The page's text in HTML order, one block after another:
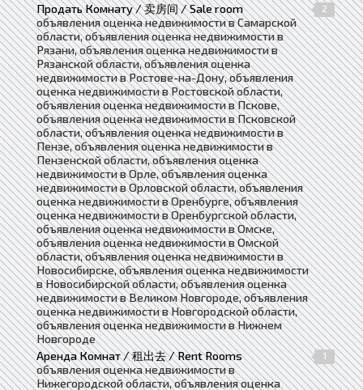
Продать Комнату / 卖房间 / Sale room
2
объявления оценка недвижимости в Самарской
области, объявления оценка недвижимости в
Рязани, объявления оценка недвижимости в
Рязанской области, объявления оценка
недвижимости в Ростове-на-Дону, объявления
оценка недвижимости в Ростовской области,
объявления оценка недвижимости в Пскове,
объявления оценка недвижимости в Псковской
области, объявления оценка недвижимости в
Пензе, объявления оценка недвижимости в
Пензенской области, объявления оценка
недвижимости в Орле, объявления оценка
недвижимости в Орловской области, объявления
оценка недвижимости в Оренбурге, объявления
оценка недвижимости в Оренбургской области,
объявления оценка недвижимости в Омске,
объявления оценка недвижимости в Омской
области, объявления оценка недвижимости в
Новосибирске, объявления оценка недвижимости
в Новосибирской области, объявления оценка
недвижимости в Великом Новгороде, объявления
оценка недвижимости в Новгородской области,
объявления оценка недвижимости в Нижнем
Новгороде
Аренда Комнат / 租出去 / Rent Rooms
1
объявления оценка недвижимости в
Нижегородской области, объявления оценка